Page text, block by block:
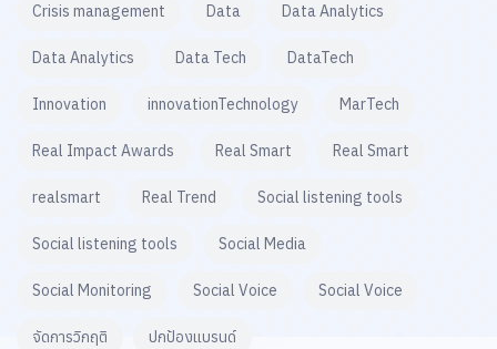
Crisis management Data Data Analytics
Data Analytics Data Tech DataTech
Innovation innovationTechnology MarTech
Real Impact Awards Real Smart Real Smart
realsmart Real Trend Social listening tools
Social listening tools Social Media
Social Monitoring Social Voice Social Voice
จัดการวิกฤติ ปกป้องแบรนด์